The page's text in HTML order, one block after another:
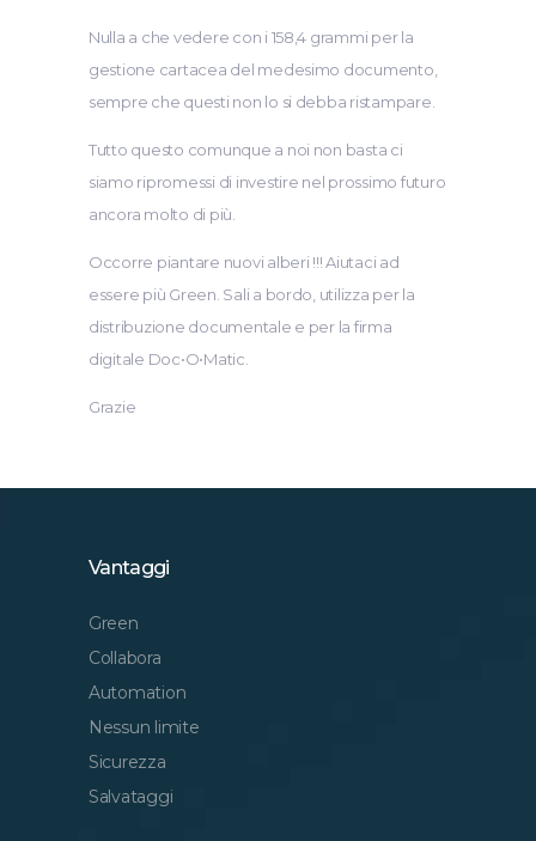
Nulla a che vedere con i 158,4 grammi per la
gestione cartacea del medesimo documento,
sempre che questi non lo si debba ristampare.
Tutto questo comunque a noi non basta ci
siamo ripromessi di investire nel prossimo futuro
ancora molto di più.
Occorre piantare nuovi alberi !!! Aiutaci ad
essere più Green. Sali a bordo, utilizza per la
distribuzione documentale e per la firma
digitale Doc•O•Matic.
Grazie
Vantaggi
Green
Collabora
Automation
Nessun limite
Sicurezza
Salvataggi